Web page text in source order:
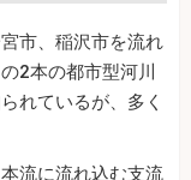
市、稲沢市を流れ
2本の都市型河川
れているが、多く
流に流れ込む支流